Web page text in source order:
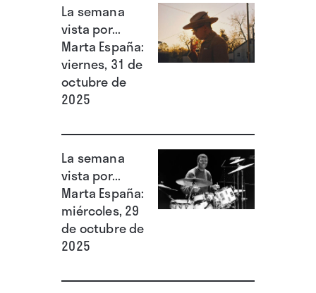
La semana
vista por...
Marta España:
viernes, 31 de
octubre de
2025
La semana
vista por...
Marta España:
miércoles, 29
de octubre de
2025